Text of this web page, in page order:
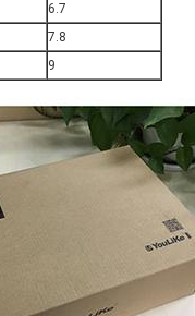
6.7
7.8
9